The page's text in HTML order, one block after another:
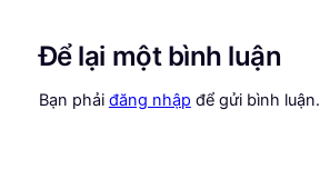
Để lại một bình luận
Bạn phải đăng nhập để gửi bình luận.